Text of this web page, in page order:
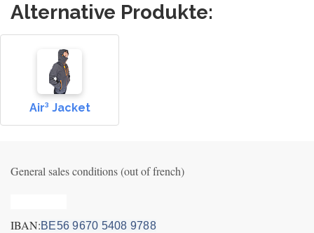
Alternative Produkte:
Air³ Jacket
General sales conditions (out of french)
IBAN:BE56 9670 5408 9788